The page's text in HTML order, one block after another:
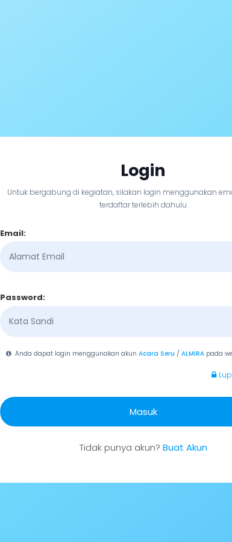
Login
Untuk bergabung di kegiatan, silakan login menggunakan
terdaftar terlebih dahulu
Email:
Password:
Anda dapat login menggunakan akunAcara Seru /ALMIRA pada
Masuk
Tidak punya akun? Buat Akun